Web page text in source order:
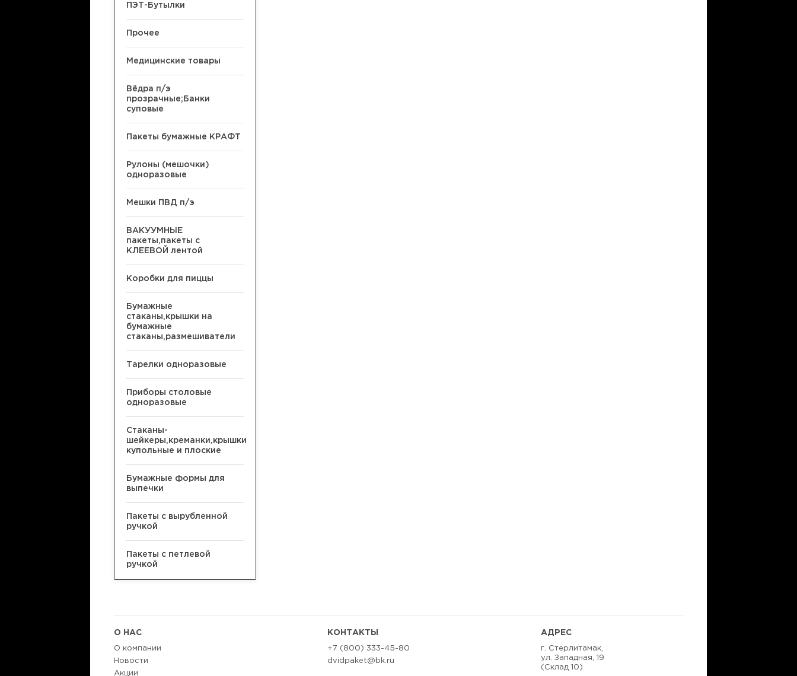
ПЭТ-Бутылки
Прочее
Медицинские товары
Вёдра п/э
прозрачные;Банки
суповые
Пакеты бумажные КРАФТ
Рулоны (мешочки)
одноразовые
Мешки ПВД п/э
ВАКУУМНЫЕ
пакеты,пакеты с
КЛЕЕВОЙ лентой
Коробки для пиццы
Бумажные
стаканы,крышки на
бумажные
стаканы,размешиватели
Тарелки одноразовые
Приборы столовые
одноразовые
Стаканы-
шейкеры,креманки,крышки
купольные и плоские
Бумажные формы для
выпечки
Пакеты с вырубленной
ручкой
Пакеты с петлевой
ручкой
О НАС
О компании
Новости
Акции
КОНТАКТЫ
+7 (800) 333-45-80
dvidpaket@bk.ru
АДРЕС
г. Стерлитамак,
ул. Западная, 19
(Склад 10)